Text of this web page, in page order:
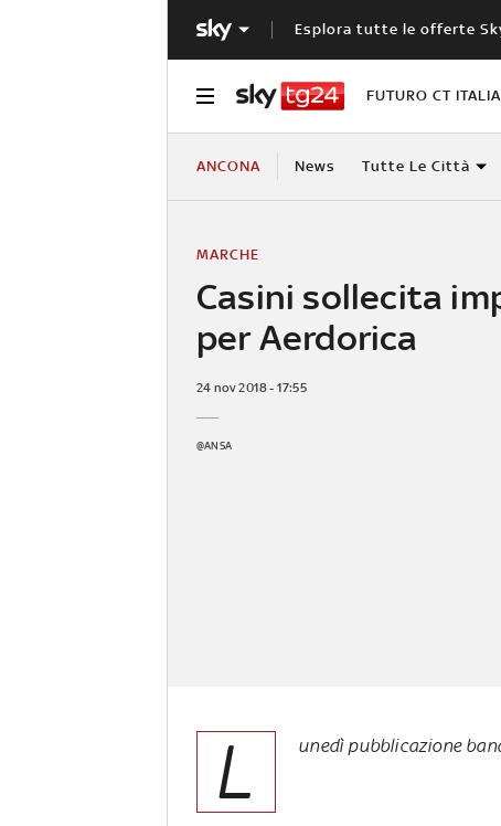
Esplora tutte le offerte
FUTURO CT ITALIA
ANCONA News Tutte Le Città
Casini sollecita
per Aerdorica
MARCHE
24 nov 2018 - 17:55
@ANSA
L unedì pubblicazione